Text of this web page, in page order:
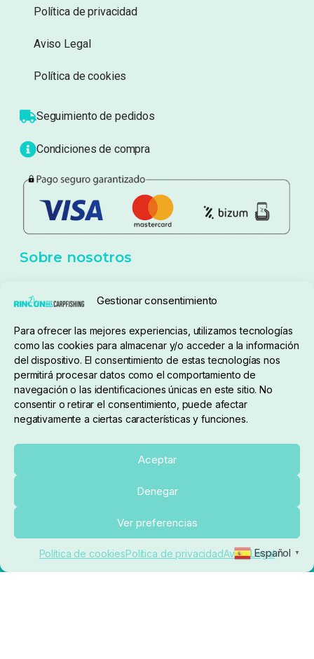
Gestionar consentimiento
Para ofrecer las mejores experiencias, utilizamos tecnologías
como las cookies para almacenar y/o acceder a la información
del dispositivo. El consentimiento de estas tecnologías nos
permitirá procesar datos como el comportamiento de
navegación o las identificaciones únicas en este sitio. No
consentir o retirar el consentimiento, puede afectar
negativamente a ciertas características y funciones.
Aceptar
Denegar
Ver preferencias
Política de cookiesPolítica de privacidadAviso Legal
Información
Atención al cliente
Blog
Política de privacidad
Aviso Legal
Sobre nosotros
910 824 923
Lunes a Viernes de 10:00 a 14:00 horas y 17:00 a
Español ▼